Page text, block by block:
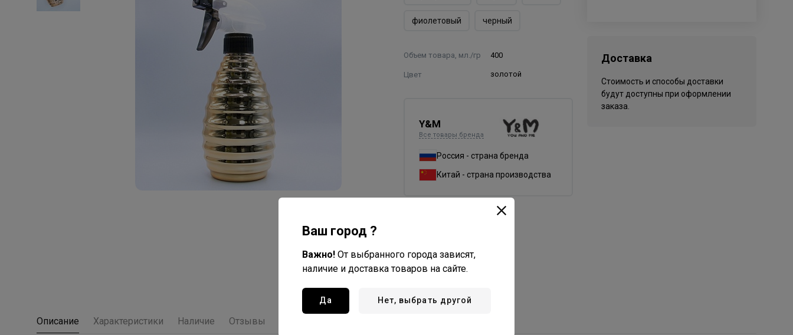
фиолетовый черный
Объем товара, мл./гр 400
Цвет золотой
Y&M
Все товары бренда
Россия - страна бренда
Китай - страна производства
Доставка
Стоимость и способы доставки
будут доступны при оформлении
заказа.
Описание Характеристики Наличие Отзывы
Ваш город ?
Важно! От выбранного города зависят,
наличие и доставка товаров на сайте.
Да Нет, выбрать другой